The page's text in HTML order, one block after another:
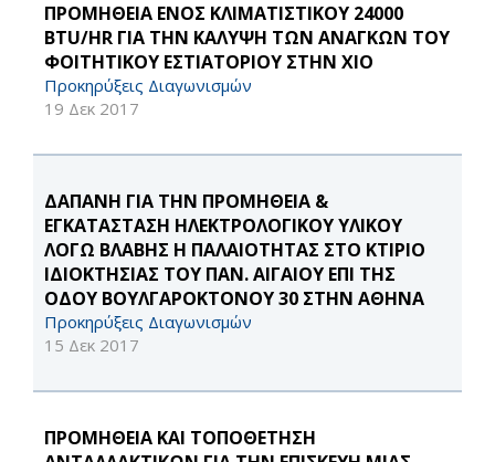
ΠΡΟΜΗΘΕΙΑ ΕΝΟΣ ΚΛΙΜΑΤΙΣΤΙΚΟΥ 24000
BTU/HR ΓΙΑ ΤΗΝ ΚΑΛΥΨΗ ΤΩΝ ΑΝΑΓΚΩΝ ΤΟΥ
ΦΟΙΤΗΤΙΚΟΥ ΕΣΤΙΑΤΟΡΙΟΥ ΣΤΗΝ ΧΙΟ
Προκηρύξεις Διαγωνισμών
19 Δεκ 2017
ΔΑΠΑΝΗ ΓΙΑ ΤΗΝ ΠΡΟΜΗΘΕΙΑ &
ΕΓΚΑΤΑΣΤΑΣΗ ΗΛΕΚΤΡΟΛΟΓΙΚΟΥ ΥΛΙΚΟΥ
ΛΟΓΩ ΒΛΑΒΗΣ Η ΠΑΛΑΙΟΤΗΤΑΣ ΣΤΟ ΚΤΙΡΙΟ
ΙΔΙΟΚΤΗΣΙΑΣ ΤΟΥ ΠΑΝ. ΑΙΓΑΙΟΥ ΕΠΙ ΤΗΣ
ΟΔΟΥ ΒΟΥΛΓΑΡΟΚΤΟΝΟΥ 30 ΣΤΗΝ ΑΘΗΝΑ
Προκηρύξεις Διαγωνισμών
15 Δεκ 2017
ΠΡΟΜΗΘΕΙΑ ΚΑΙ ΤΟΠΟΘΕΤΗΣΗ